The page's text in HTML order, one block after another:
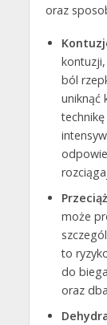
oraz
ból
uniknąć
może
to
do
oraz